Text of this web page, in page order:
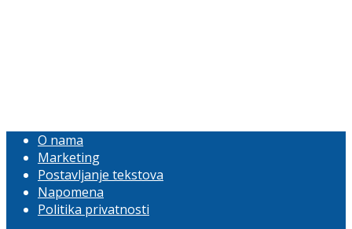
O nama
Marketing
Postavljanje tekstova
Napomena
Politika privatnosti